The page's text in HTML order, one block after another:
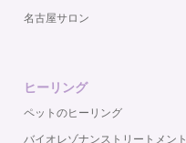
名古屋サロン
ヒーリング
ペットのヒーリング
バイオレゾナンストリートメント